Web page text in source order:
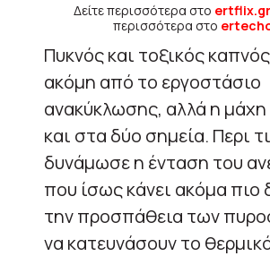
Δείτε περισσότερα στο ertflix.gr
περισσότερα στο
Πυκνός και τοξικός καπνός
ακόμη από το εργοστάσιο
ανακύκλωσης, αλλά η μάχη
και στα δύο σημεία. Περι
δυνάμωσε η ένταση του
που ίσως κάνει ακόμα πιο
την προσπάθεια των
να κατευνάσουν το